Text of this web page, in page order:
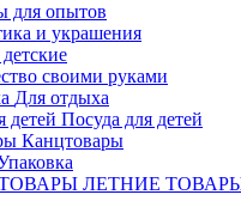
для опытов
и украшения
своими руками
Для отдыха
Посуда для детей
Канцтовары
ЛЕТНИЕ